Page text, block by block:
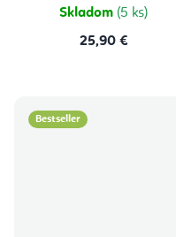
Skladom (5 ks)
25,90 €
Bestseller